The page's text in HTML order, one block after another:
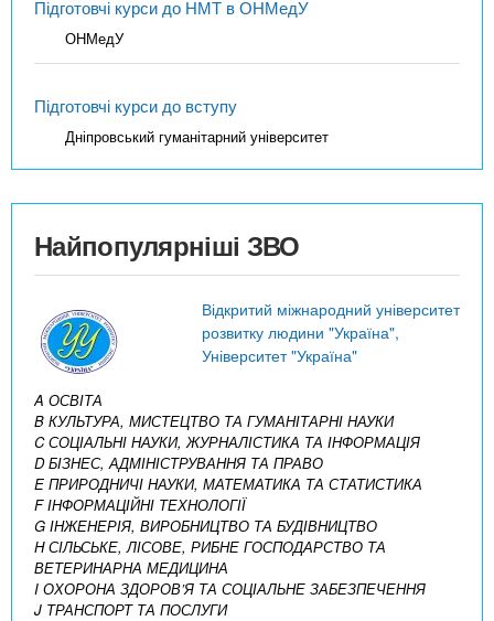
Підготовчі курси до НМТ в ОНМедУ
ОНМедУ
Підготовчі курси до вступу
Дніпровський гуманітарний університет
Найпопулярніші ЗВО
Відкритий міжнародний університет
розвитку людини "Україна",
Університет "Україна"
A ОСВІТА
B КУЛЬТУРА, МИСТЕЦТВО ТА ГУМАНІТАРНІ НАУКИ
C СОЦІАЛЬНІ НАУКИ, ЖУРНАЛІСТИКА ТА ІНФОРМАЦІЯ
D БІЗНЕС, АДМІНІСТРУВАННЯ ТА ПРАВО
E ПРИРОДНИЧІ НАУКИ, МАТЕМАТИКА ТА СТАТИСТИКА
F ІНФОРМАЦІЙНІ ТЕХНОЛОГІЇ
G ІНЖЕНЕРІЯ, ВИРОБНИЦТВО ТА БУДІВНИЦТВО
H СІЛЬСЬКЕ, ЛІСОВЕ, РИБНЕ ГОСПОДАРСТВО ТА
ВЕТЕРИНАРНА МЕДИЦИНА
I ОХОРОНА ЗДОРОВ’Я ТА СОЦІАЛЬНЕ ЗАБЕЗПЕЧЕННЯ
J ТРАНСПОРТ ТА ПОСЛУГИ